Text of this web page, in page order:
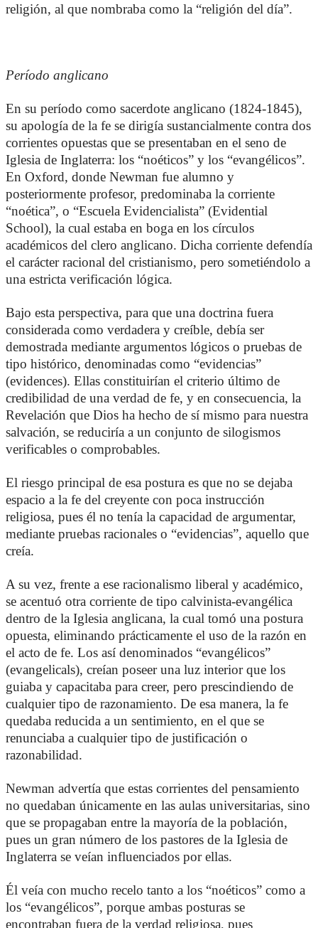
religión, al que nombraba como la “religión del día”.
Período anglicano
En su período como sacerdote anglicano (1824-1845),
su apología de la fe se dirigía sustancialmente contra dos
corrientes opuestas que se presentaban en el seno de
Iglesia de Inglaterra: los “noéticos” y los “evangélicos”.
En Oxford, donde Newman fue alumno y
posteriormente profesor, predominaba la corriente
“noética”, o “Escuela Evidencialista” (Evidential
School), la cual estaba en boga en los círculos
académicos del clero anglicano. Dicha corriente defendía
el carácter racional del cristianismo, pero sometiéndolo a
una estricta verificación lógica.
Bajo esta perspectiva, para que una doctrina fuera
considerada como verdadera y creíble, debía ser
demostrada mediante argumentos lógicos o pruebas de
tipo histórico, denominadas como “evidencias”
(evidences). Ellas constituirían el criterio último de
credibilidad de una verdad de fe, y en consecuencia, la
Revelación que Dios ha hecho de sí mismo para nuestra
salvación, se reduciría a un conjunto de silogismos
verificables o comprobables.
El riesgo principal de esa postura es que no se dejaba
espacio a la fe del creyente con poca instrucción
religiosa, pues él no tenía la capacidad de argumentar,
mediante pruebas racionales o “evidencias”, aquello que
creía.
A su vez, frente a ese racionalismo liberal y académico,
se acentuó otra corriente de tipo calvinista-evangélica
dentro de la Iglesia anglicana, la cual tomó una postura
opuesta, eliminando prácticamente el uso de la razón en
el acto de fe. Los así denominados “evangélicos”
(evangelicals), creían poseer una luz interior que los
guiaba y capacitaba para creer, pero prescindiendo de
cualquier tipo de razonamiento. De esa manera, la fe
quedaba reducida a un sentimiento, en el que se
renunciaba a cualquier tipo de justificación o
razonabilidad.
Newman advertía que estas corrientes del pensamiento
no quedaban únicamente en las aulas universitarias, sino
que se propagaban entre la mayoría de la población,
pues un gran número de los pastores de la Iglesia de
Inglaterra se veían influenciados por ellas.
Él veía con mucho recelo tanto a los “noéticos” como a
los “evangélicos”, porque ambas posturas se
encontraban fuera de la verdad religiosa, pues